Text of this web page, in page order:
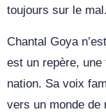
toujours sur le mal.
Chantal Goya
est un repère,
nation. Sa voix
vers un monde de